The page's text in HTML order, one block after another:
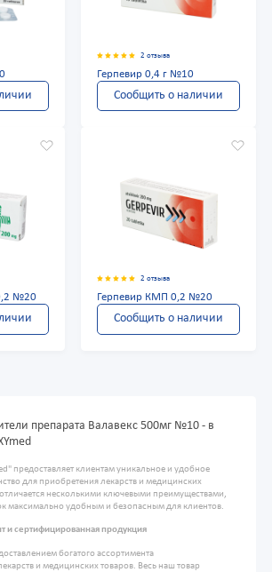
2 отзыва
Герпевир 0,4 г №10
Сообщить о наличии
№20
2 отзыва
Герпевир КМП 0,2 №20
Сообщить о наличии
препарата Валавекс 500мг №10 - в
предоставляет клиентам уникальное и удобное
для приобретения лекарств и медицинских
несколькими ключевыми преимуществами,
максимально удобным и безопасным для клиентов.
и сертифицированная продукция
богатого ассортимента
и медицинских товаров. Весь наш товар